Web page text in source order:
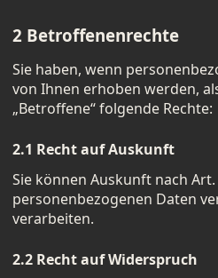
2 Betroffenenrechte
Sie haben, wenn
von Ihnen erhoben werden,
„Betroffene“ folgende Rechte:
2.1 Recht auf Auskunft
Sie können Auskunft nach
personenbezogenen Daten
verarbeiten.
2.2 Recht auf Widerspruch